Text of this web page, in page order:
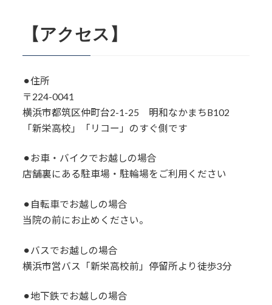
【アクセス】
⚫︎住所
〒224-0041
横浜市都筑区仲町台2-1-25 明和なかまちB102
「新栄高校」「リコー」のすぐ側です
⚫︎お車・バイクでお越しの場合
店舗裏にある駐車場・駐輪場をご利用ください
⚫︎自転車でお越しの場合
当院の前にお止めください。
⚫︎バスでお越しの場合
横浜市営バス「新栄高校前」停留所より徒歩3分
⚫︎地下鉄でお越しの場合